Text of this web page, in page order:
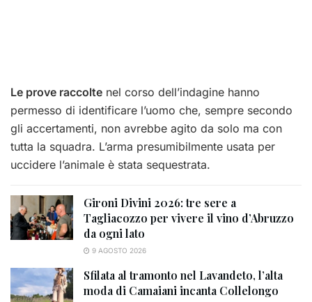
Le prove raccolte nel corso dell’indagine hanno
permesso di identificare l’uomo che, sempre secondo
gli accertamenti, non avrebbe agito da solo ma con
tutta la squadra. L’arma presumibilmente usata per
uccidere l’animale è stata sequestrata.
Gironi Divini 2026: tre sere a
Tagliacozzo per vivere il vino d’Abruzzo
da ogni lato
9 AGOSTO 2026
Sfilata al tramonto nel Lavandeto, l’alta
moda di Camaiani incanta Collelongo